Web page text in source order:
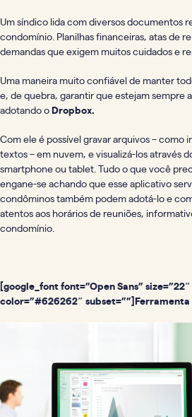
Um síndico lida com diversos documentos
condomínio. Planilhas financeiras, atas de
demandas que exigem muitos cuidados e
Uma maneira muito confiável de manter
e, de quebra, garantir que estejam sempre
adotando oDropbox.
Com ele é possível gravar arquivos – como
textos – em nuvem, e visualizá-los através
smartphone ou tablet. Tudo o que você
engane-se achando que esse aplicativo
condôminos também podem adotá-lo e
atentos aos horários de reuniões,
condomínio.
[google_font font=”Open Sans”
color=”#626262″